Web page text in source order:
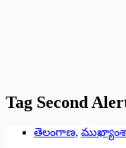
Tag Second
తెలంగాణ,